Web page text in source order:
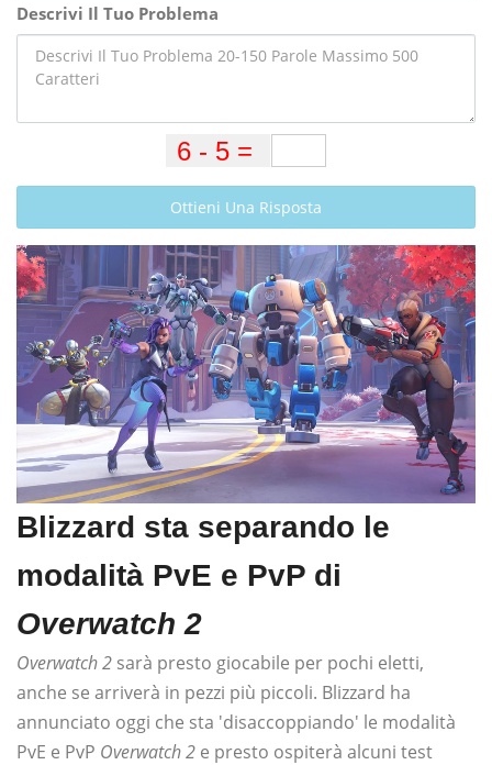
Descrivi Il Tuo Problema
Ottieni Una Risposta
Blizzard sta separando le
modalità PvE e PvP di
Overwatch 2
Overwatch 2 sarà presto giocabile per pochi eletti,
anche se arriverà in pezzi più piccoli. Blizzard ha
annunciato oggi che sta 'disaccoppiando' le modalità
PvE e PvP Overwatch 2 e presto ospiterà alcuni test